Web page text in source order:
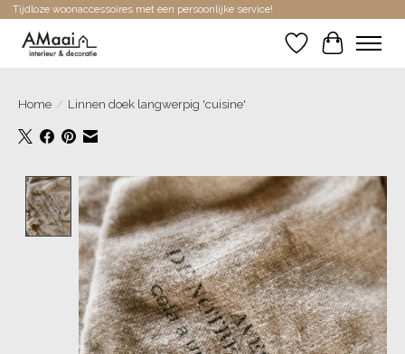
Tijdloze woonaccessoires met een persoonlijke service!
Verlanglijst
Home / Linnen doek langwerpig 'cuisine'
Product image slideshow Items